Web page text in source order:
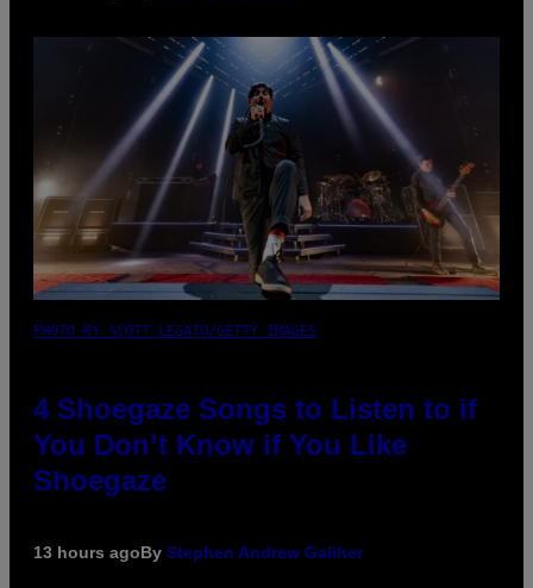
PHOTO BY SCOTT LEGATO/GETTY IMAGES
4 Shoegaze Songs to Listen to if
You Don’t Know if You Like
Shoegaze
13 hours agoBy Stephen Andrew Galiher